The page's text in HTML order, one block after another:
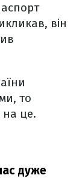
він
то
це.
дуже